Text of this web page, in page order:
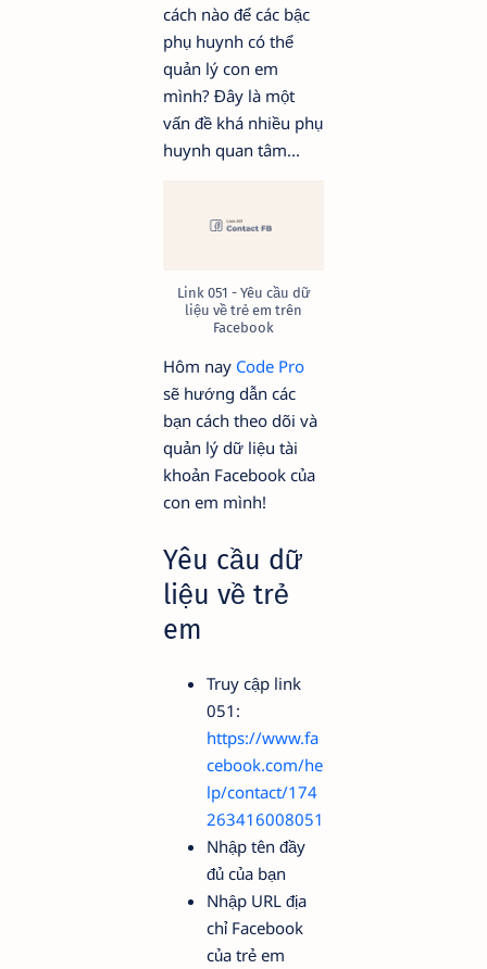
cách nào để các bậc
phụ huynh có thể
quản lý con em
mình? Đây là một
vấn đề khá nhiều phụ
huynh quan tâm...
Link 051 - Yêu cầu dữ
liệu về trẻ em trên
Facebook
Hôm nay Code Pro
sẽ hướng dẫn các
bạn cách theo dõi và
quản lý dữ liệu tài
khoản Facebook của
con em mình!
Yêu cầu dữ
liệu về trẻ
em
Truy cập link
051:
https://www.fa
cebook.com/he
lp/contact/174
263416008051
Nhập tên đầy
đủ của bạn
Nhập URL địa
chỉ Facebook
của trẻ em